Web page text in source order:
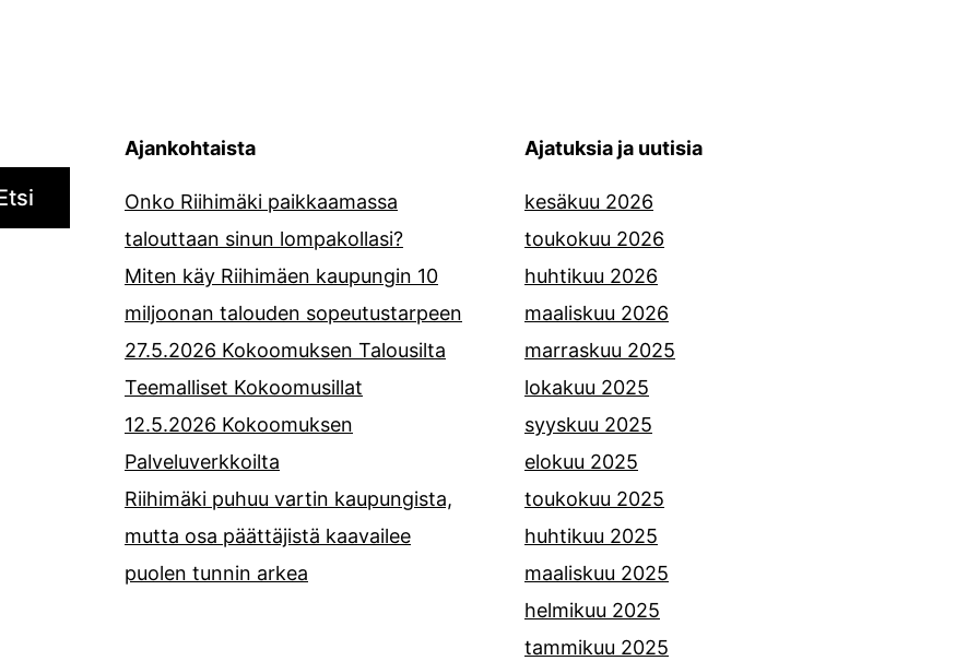
Ajankohtaista
Onko Riihimäki paikkaamassa
talouttaan sinun lompakollasi?
Miten käy Riihimäen kaupungin 10
miljoonan talouden sopeutustarpeen
27.5.2026 Kokoomuksen Talousilta
Teemalliset Kokoomusillat
12.5.2026 Kokoomuksen
Palveluverkkoilta
Riihimäki puhuu vartin kaupungista,
mutta osa päättäjistä kaavailee
puolen tunnin arkea
Ajatuksia ja uutisia
kesäkuu 2026
toukokuu 2026
huhtikuu 2026
maaliskuu 2026
marraskuu 2025
lokakuu 2025
syyskuu 2025
elokuu 2025
toukokuu 2025
huhtikuu 2025
maaliskuu 2025
helmikuu 2025
tammikuu 2025